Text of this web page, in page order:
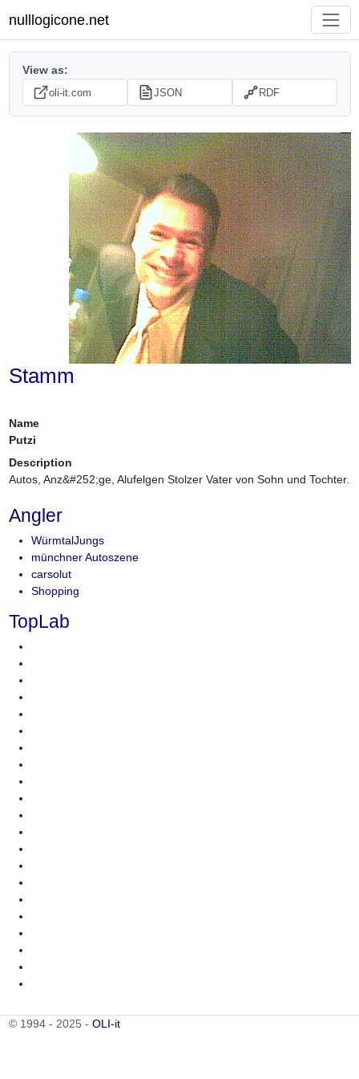
nulllogicone.net
View as:
oli-it.com JSON RDF
Stamm
Name
Putzi
Description
Autos, Anz&#252;ge, Alufelgen Stolzer Vater von Sohn und Tochter.
Angler
WürmtalJungs
münchner Autoszene
carsolut
Shopping
TopLab
© 1994 - 2025 - OLI-it